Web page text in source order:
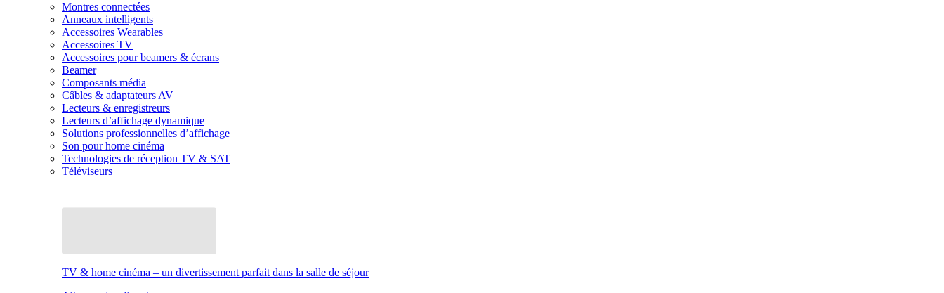
Montres connectées
Anneaux intelligents
Accessoires Wearables
Accessoires TV
Accessoires pour beamers & écrans
Beamer
Composants média
Câbles & adaptateurs AV
Lecteurs & enregistreurs
Lecteurs d’affichage dynamique
Solutions professionnelles d’affichage
Son pour home cinéma
Technologies de réception TV & SAT
Téléviseurs
TV & home cinéma – un divertissement parfait dans la salle de séjour